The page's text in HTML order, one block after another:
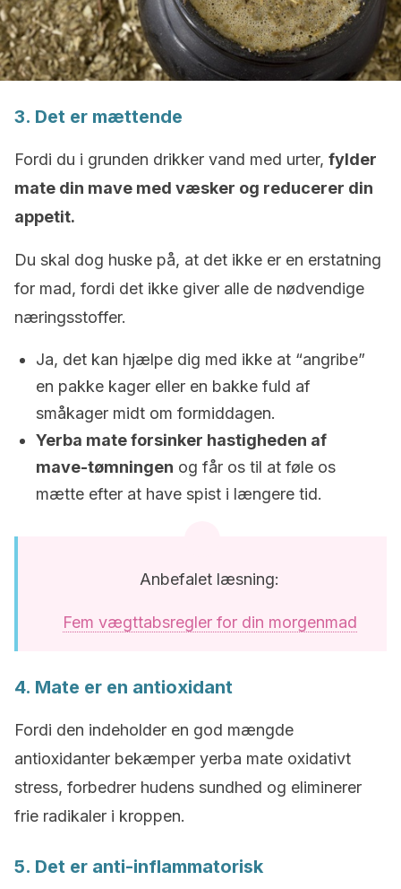
3. Det er mættende
Fordi du i grunden drikker vand med urter, fylder
mate din mave med væsker og reducerer din
appetit.
Du skal dog huske på, at det ikke er en erstatning
for mad, fordi det ikke giver alle de nødvendige
næringsstoffer.
Ja, det kan hjælpe dig med ikke at “angribe”
en pakke kager eller en bakke fuld af
småkager midt om formiddagen.
Yerba mate forsinker hastigheden af ​​
mave-tømningen og får os til at føle os
mætte efter at have spist i længere tid.
Anbefalet læsning:
Fem vægttabsregler for din morgenmad
4. Mate er en antioxidant
Fordi den indeholder en god mængde
antioxidanter bekæmper yerba mate oxidativt
stress, forbedrer hudens sundhed og eliminerer
frie radikaler i kroppen.
5. Det er anti-inflammatorisk